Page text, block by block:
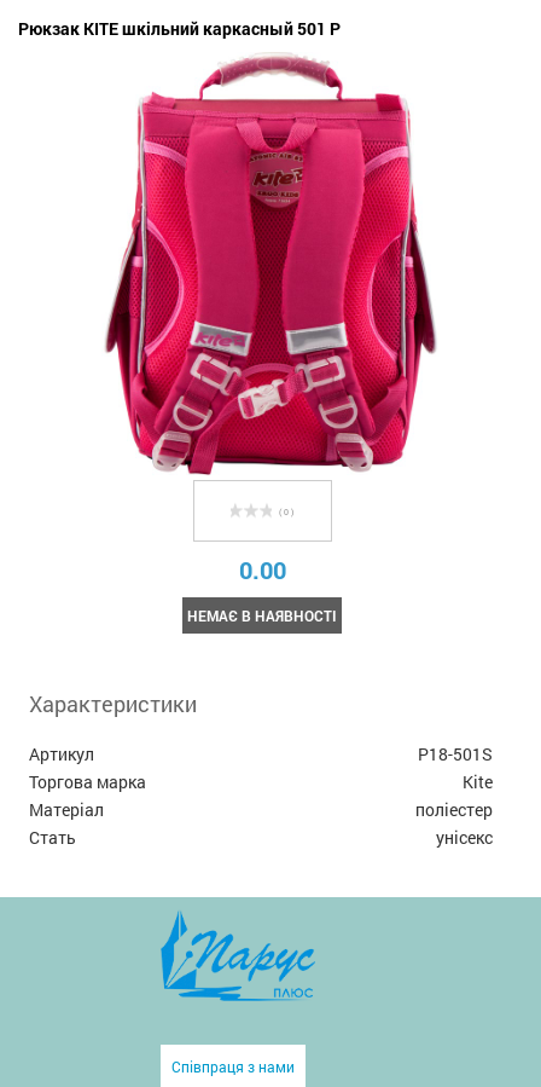
Рюкзак KITE шкільний каркасный 501 P
( 0 )
0.00
НЕМАЄ В НАЯВНОСТІ
Характеристики
Артикул
P18-501S
Торгова марка
Kite
Матеріал
поліестер
Стать
унісекс
Співпраця з нами